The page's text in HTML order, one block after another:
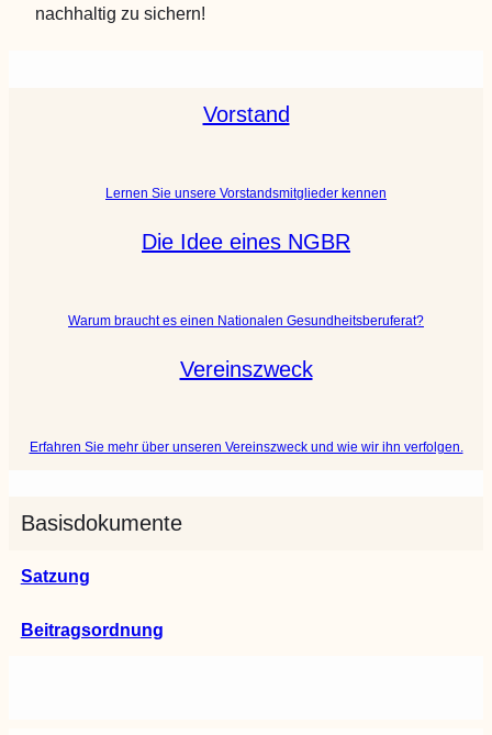
nachhaltig zu sichern!
Vorstand
Lernen Sie unsere Vorstandsmitglieder kennen
Die Idee eines NGBR
Warum braucht es einen Nationalen Gesundheitsberuferat?
Vereinszweck
Erfahren Sie mehr über unseren Vereinszweck und wie wir ihn verfolgen.
Basisdokumente
Satzung
Beitragsordnung